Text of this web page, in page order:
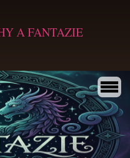
A FANTAZIE